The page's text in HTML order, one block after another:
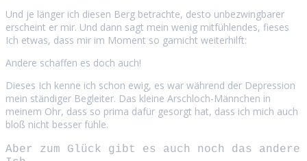
Und je länger ich diesen Berg betrachte, desto unbezwingbarer
erscheint er mir. Und dann sagt mein wenig mitfühlendes, fieses
Ich etwas, dass mir im Moment so garnicht weiterhilft:
Andere schaffen es doch auch!
Dieses Ich kenne ich schon ewig, es war während der Depression
mein ständiger Begleiter. Das kleine Arschloch-Männchen in
meinem Ohr, dass so prima dafür gesorgt hat, dass ich mich auch
bloß nicht besser fühle.
Aber zum Glück gibt es auch noch das andere